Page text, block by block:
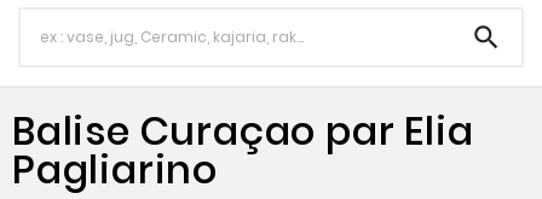

Balise Curaçao par Elia
Pagliarino